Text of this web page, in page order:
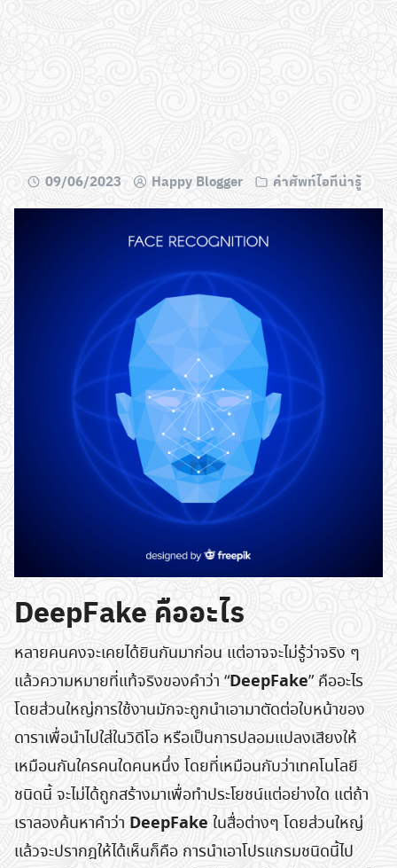
09/06/2023 Happy Blogger คำศัพท์ไอทีน่ารู้
DeepFake คืออะไร
หลายคนคงจะเคยได้ยินกันมาก่อน แต่อาจจะไม่รู้ว่าจริง ๆ
แล้วความหมายที่แท้จริงของคำว่า “DeepFake” คืออะไร
โดยส่วนใหญ่การใช้งานมักจะถูกนำเอามาตัดต่อใบหน้าของ
ดาราเพื่อนำไปใส่ในวิดีโอ หรือเป็นการปลอมแปลงเสียงให้
เหมือนกันใครคนใดคนหนึ่ง โดยที่เหมือนกับว่าเทคโนโลยี
ชนิดนี้ จะไม่ได้ถูกสร้างมาเพื่อทำประโยชน์แต่อย่างใด แต่ถ้า
เราลองค้นหาคำว่า DeepFake ในสื่อต่างๆ โดยส่วนใหญ่
แล้วจะปรากฎให้ได้เห็นก็คือ การนำเอาโปรแกรมชนิดนี้ไป